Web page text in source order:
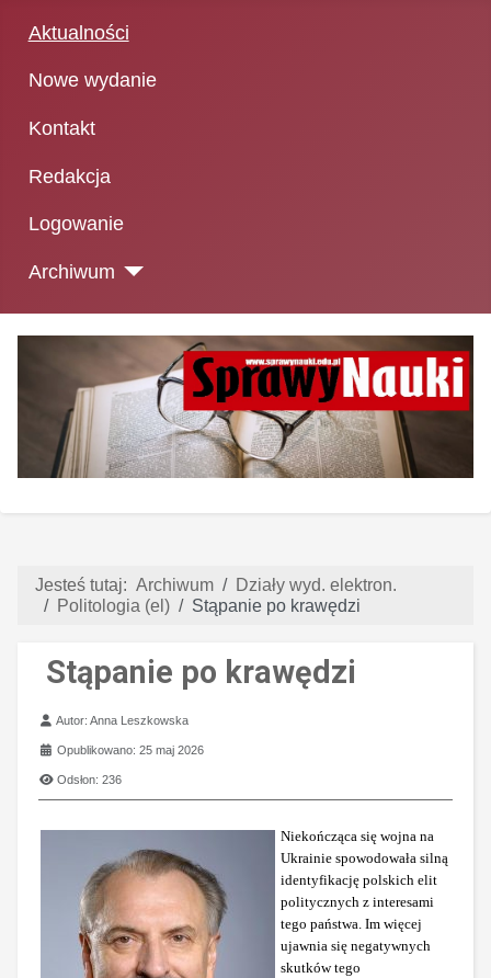
Aktualności
Nowe wydanie
Kontakt
Redakcja
Logowanie
Archiwum
Jesteś tutaj: Archiwum
Działy wyd. elektron.
Politologia (el)
Stąpanie po krawędzi
Stąpanie po krawędzi
Szczegóły
Autor:Anna Leszkowska
Opublikowano: 25 maj 2026
Odsłon: 236
Niekończąca się wojna na
Ukrainie spowodowała silną
identyfikację polskich elit
politycznych z interesami
tego państwa. Im więcej
ujawnia się negatywnych
skutków tego